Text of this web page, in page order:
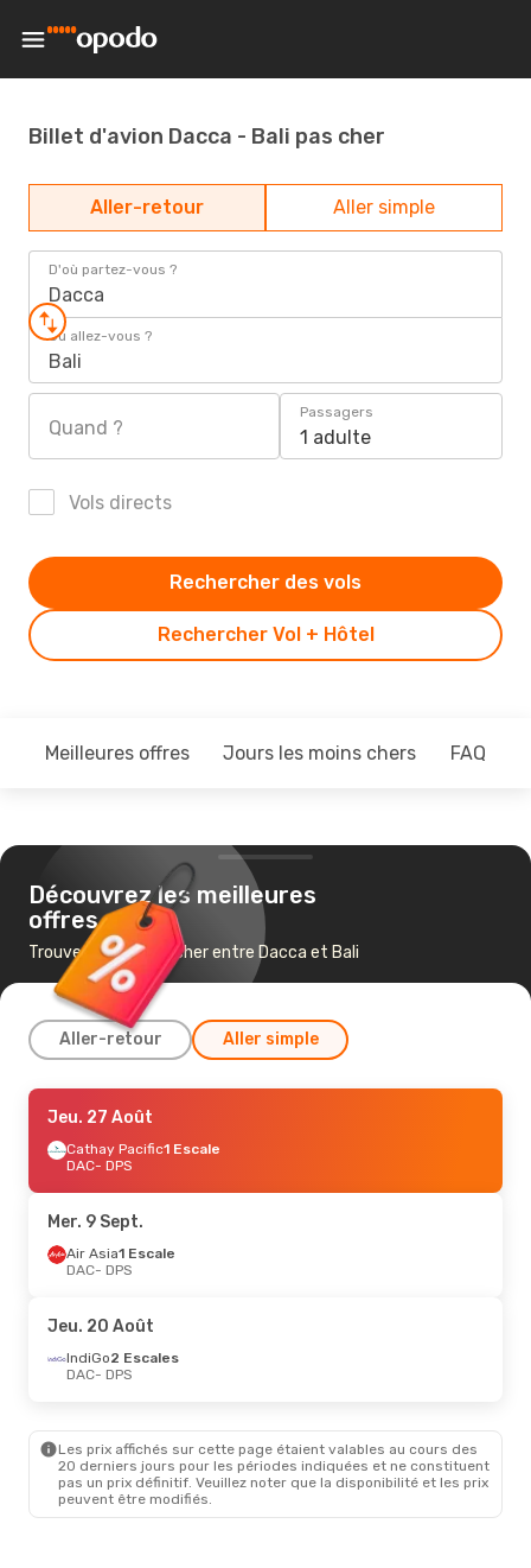
Billet d'avion Dacca - Bali pas cher
Aller-retour Aller simple
D'où partez-vous ?
Dacca
Où allez-vous ?
Bali
Quand ?
Passagers
1 adulte
Vols directs
Rechercher Vol + Hôtel
Rechercher des vols
Meilleures offres Jours les moins chers FAQ
Découvrez les meilleures
offres
Trouvez un vol pas cher entre Dacca et Bali
Aller-retour Aller simple
Mer. 9 Sept.- Mar. 15 Sept.
Singapore Airlines1 Escale
DAC- DPS
DPS- DAC
Jeu. 27 Août- Ven. 4 Sept.
Singapore Airlines
DPS- DAC
Jeu. 27 Août
Cathay Pacific1 Escale
DAC- DPS
Mer. 9 Sept.
Air Asia1 Escale
DAC- DPS
Jeu. 20 Août
IndiGo2 Escales
DAC- DPS
Les prix affichés sur cette page étaient valables au cours des
20 derniers jours pour les périodes indiquées et ne constituent
pas un prix définitif. Veuillez noter que la disponibilité et les prix
peuvent être modifiés.